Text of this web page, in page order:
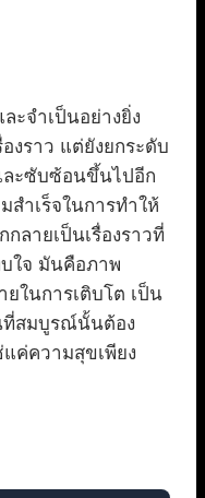
ะจำเป็นอย่างยิ่ง
งราว แต่ยังยกระดับ
ละซับซ้อนขึ้นไปอีก
ำเร็จในการทำให้
ลายเป็นเรื่องราวที่
ใจ มันคือภาพ
ในการเติบโต เป็น
ที่สมบูรณ์นั้นต้อง
ค่ความสุขเพียง